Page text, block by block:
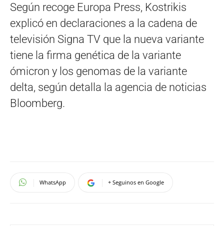
Según recoge Europa Press, Kostrikis
explicó en declaraciones a la cadena de
televisión Signa TV que la nueva variante
tiene la firma genética de la variante
ómicron y los genomas de la variante
delta, según detalla la agencia de noticias
Bloomberg.
WhatsApp + Seguinos en Google